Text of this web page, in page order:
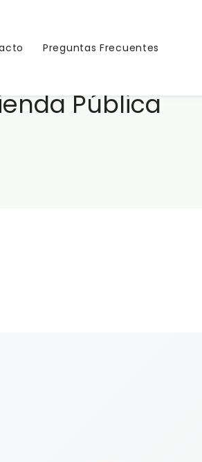
Preguntas Frecuentes
Pública